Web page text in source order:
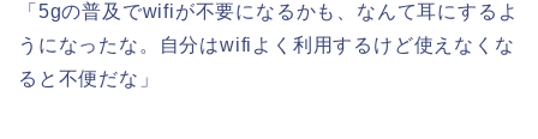
「5gの普及でwifiが不要になるかも、なんて耳にするよ
うになったな。自分はwifiよく利用するけど使えなくな
ると不便だな」